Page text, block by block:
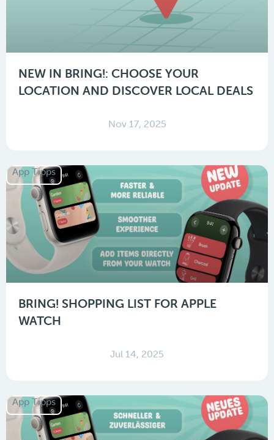
NEW IN BRING!: CHOOSE YOUR
LOCATION AND DISCOVER LOCAL DEALS
Nov 17, 2025
App Tipps
BRING! SHOPPING LIST FOR APPLE
WATCH
Jul 14, 2025
App Tipps